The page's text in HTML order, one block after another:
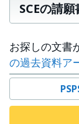
SCEの請
お探しの文書
の過去資料ア